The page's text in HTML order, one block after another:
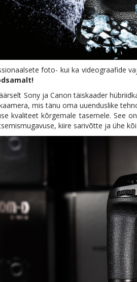
foto- kui ka videograafide
Sony ja Canon täiskaader
mis tänu oma uuenduslike
kvaliteet kõrgemale tasemele. See
kiire sarivõtte ja ühe